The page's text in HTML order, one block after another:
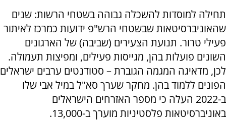
תחילה למוסדות להשכלה גבוהה בשטחי הרשות: שנים
שהאוניברסיטאות שבשטחי הרש"פ ידועות כמרכז לאיתור
פעילי טרור. תנועת הצעירים (שביבה) של הארגונים
השונים פועלות בהן, מגייסות פעילים, ומפיצות תעמולה.
לכן, מדאיגה המגמה הגוברת – סטודנטים ערבים ישראלים
הפונים ללמוד בהן. מחקר שערך סא"ל במיל אבי שלו
ב-2022 העלה כי מספר האזרחים הישראלים
באוניברסיטאות פלסטיניות מוערך ב-13,000.